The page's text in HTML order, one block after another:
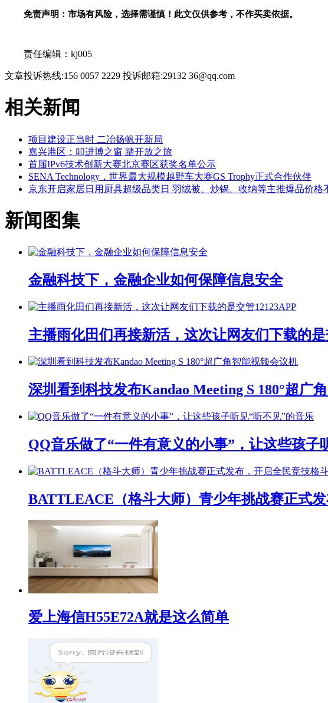
免责声明：市场有风险，选择需谨慎！此文仅供参考，不作买卖依据。
责任编辑：kj005
文章投诉热线:156 0057 2229 投诉邮箱:29132 36@qq.com
相关新闻
项目建设正当时 二冶扬帆开新局
嘉兴港区：叩进博之窗 踏开放之旅
首届IPv6技术创新大赛北京赛区获奖名单公示
SENA Technology，世界最大规模越野车大赛GS Trophy正式合作伙伴
京东开启家居日用厨具超级品类日 羽绒被、炒锅、收纳等主推爆品价格
新闻图集
金融科技下，金融企业如何保障信息安全
主播雨化田们再接新活，这次让网友们下载的是
深圳看到科技发布Kandao Meeting S 180°超广
QQ音乐做了“一件有意义的小事”，让这些孩子
BATTLEACE（格斗大师）青少年挑战赛正式
爱上海信H55E72A就是这么简单